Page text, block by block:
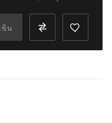
ข็น